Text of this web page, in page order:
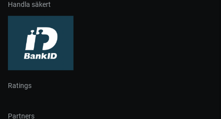
Handla säkert
Ratings
Partners